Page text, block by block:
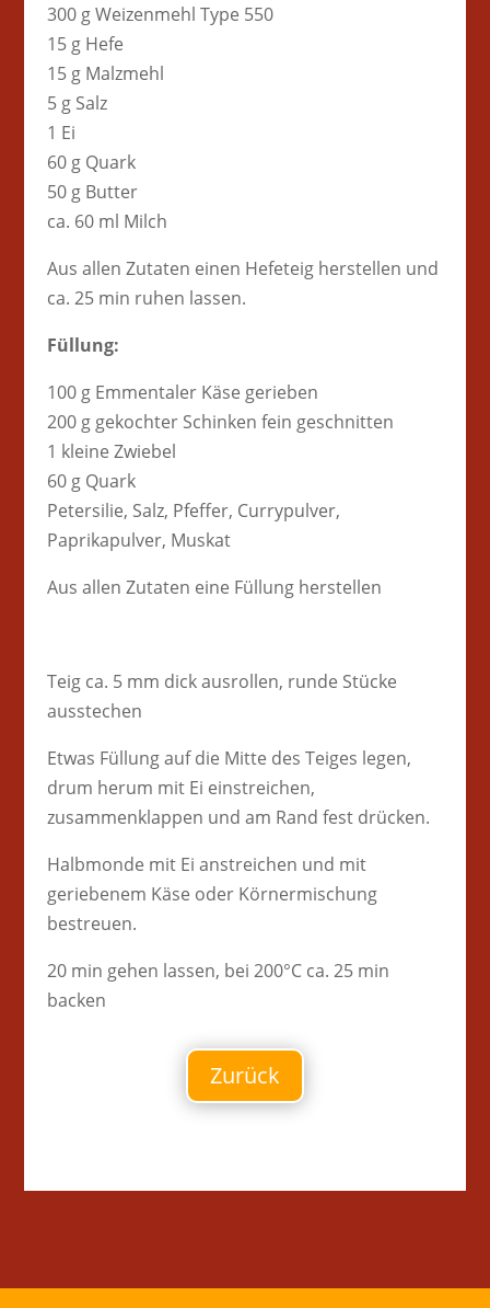
300 g Weizenmehl Type 550
15 g Hefe
15 g Malzmehl
5 g Salz
1 Ei
60 g Quark
50 g Butter
ca. 60 ml Milch
Aus allen Zutaten einen Hefeteig herstellen und
ca. 25 min ruhen lassen.
Füllung:
100 g Emmentaler Käse gerieben
200 g gekochter Schinken fein geschnitten
1 kleine Zwiebel
60 g Quark
Petersilie, Salz, Pfeffer, Currypulver,
Paprikapulver, Muskat
Aus allen Zutaten eine Füllung herstellen
Teig ca. 5 mm dick ausrollen, runde Stücke
ausstechen
Etwas Füllung auf die Mitte des Teiges legen,
drum herum mit Ei einstreichen,
zusammenklappen und am Rand fest drücken.
Halbmonde mit Ei anstreichen und mit
geriebenem Käse oder Körnermischung
bestreuen.
20 min gehen lassen, bei 200°C ca. 25 min
backen
Zurück